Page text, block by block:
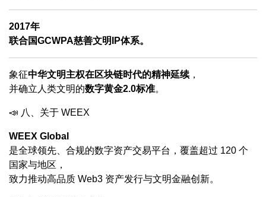
2017年
联合国GCWPA慈善文明IP体系。
象征中华文明主权在区块链时代的精神延续，
并确立人类文明的数字黄金2.0标准。
📣 八、关于 WEEX
WEEX Global
是全球领先、合规的数字资产交易平台，覆盖超过 120 个
国家与地区，
致力推动高品质 Web3 资产发行与文明金融创新。